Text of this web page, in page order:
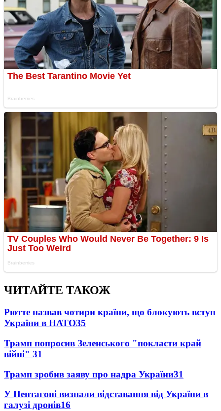
ЧИТАЙТЕ ТАКОЖ
Рютте назвав чотири країни, що блокують вступ
України в НАТО35
Трамп попросив Зеленського "покласти край
війні" 31
Трамп зробив заяву про надра України31
У Пентагоні визнали відставання від України в
галузі дронів16